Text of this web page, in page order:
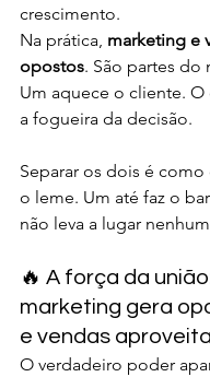
crescimento.
Na prática, marketing e
opostos. São partes do
Um aquece o cliente.
a fogueira da decisão.
Separar os dois é como
o leme. Um até faz o
não leva a lugar
🔥 A força da
marketing gera
e vendas aproveita
O verdadeiro poder